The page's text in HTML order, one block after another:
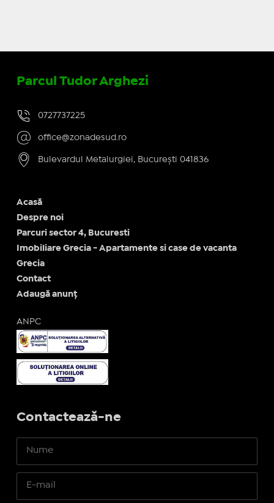
Parcul Tudor Arghezi
0727737225
office@zonadesud.ro
Bulevardul Metalurgiei, București 041836
Acasă
Despre noi
Parcuri sector 4, Bucuresti
Imobiliare Grecia - Apartamente si case de vacanta
Grecia
Contact
Adaugă anunț
ANPC
Contactează-ne